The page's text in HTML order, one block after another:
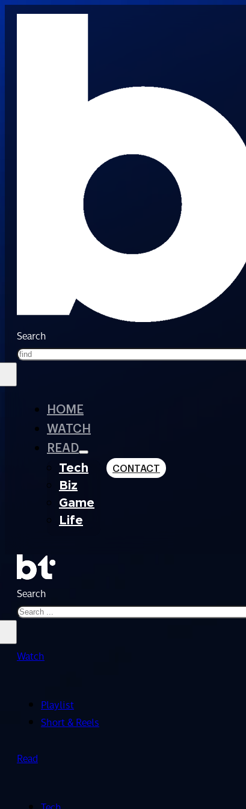
Search
HOME
WATCH
READ
Tech
Biz
Game
Life
CONTACT
Search
Watch
Playlist
Short & Reels
Read